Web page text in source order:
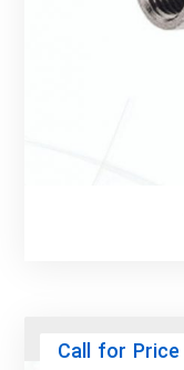
Call for Price